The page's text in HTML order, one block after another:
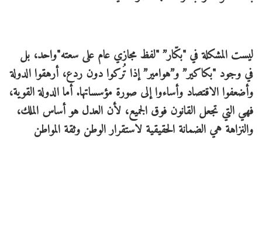
ليست المشكلة في "بكّار” "لفظ مجازي عام على سعته"واحد، بل
في وجود "بكاكير” و”هوامير” إذا تُركوا دون ردع، أرهقوا الدولة
وأضعفوا الاقتصاد وأساءوا إلى صورة مؤسساتها. أما الدولة القوية،
فهي التي تجعل القانون فوق الجميع، لأن العدل هو أساس الملك،
والنزاهة هي الضمانة الحقيقية لاستقرار الوطن وثقة المواطن